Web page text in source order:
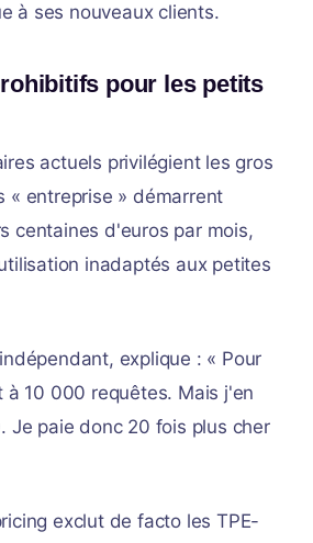
à ses nouveaux clients.
pour les petits
actuels privilégient les gros
« entreprise » démarrent
centaines d'euros par mois,
inadaptés aux petites
explique : « Pour
10 000 requêtes. Mais j'en
Je paie donc 20 fois plus cher
exclut de facto les TPE-